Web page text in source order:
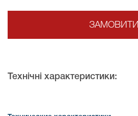
ЗАМОВИТИ
Технічні характеристики: